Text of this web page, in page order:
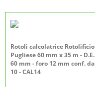
Rotoli calcolatrice Rotolificio
Pugliese 60 mm x 35 m - D.E.
60 mm - foro 12 mm conf. da
10 - CAL14